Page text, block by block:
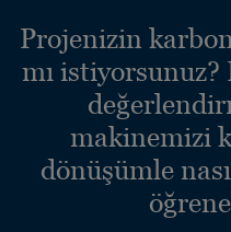
Projenizin
mı
makinemizi
dönüşümle